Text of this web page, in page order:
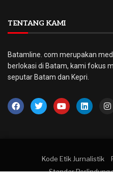
TENTANG KAMI
Batamline. com merupakan
berlokasi di Batam, kami fokus
seputar Batam dan Kepri.
Kode Etik Jurnalistik
Standar